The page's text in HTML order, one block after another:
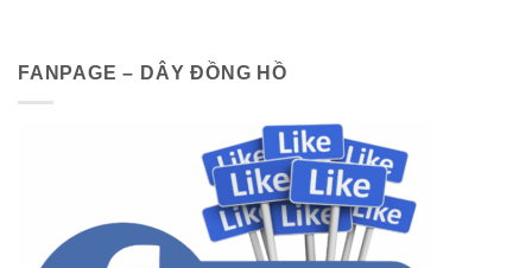
FANPAGE – DÂY ĐỒNG HỒ